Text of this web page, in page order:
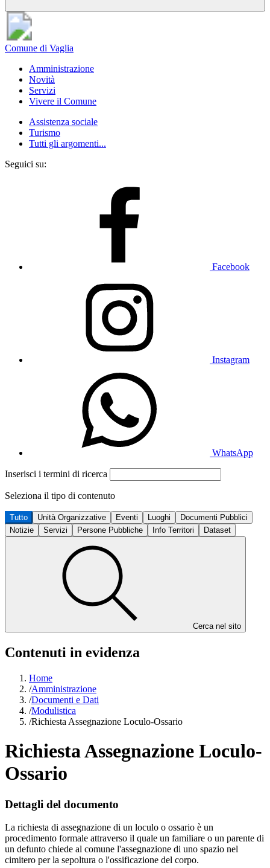
Comune di Vaglia
Amministrazione
Novità
Servizi
Vivere il Comune
Assistenza sociale
Turismo
Tutti gli argomenti...
Seguici su:
Facebook
Instagram
WhatsApp
Inserisci i termini di ricerca
Seleziona il tipo di contenuto
Tutto Unità Organizzative Eventi Luoghi
Documenti Pubblici
Notizie
Servizi Persone Pubbliche Info Territori Dataset
Cerca nel sito
Contenuti in evidenza
Home
/Amministrazione
/Documenti e Dati
/Modulistica
/Richiesta Assegnazione Loculo-Ossario
Richiesta Assegnazione Loculo-
Ossario
Dettagli del documento
La richiesta di assegnazione di un loculo o ossario è un
procedimento formale attraverso il quale un familiare o un parente di
un defunto chiede al comune l'assegnazione di uno spazio nel
cimitero per la sepoltura o l'ossificazione del corpo.